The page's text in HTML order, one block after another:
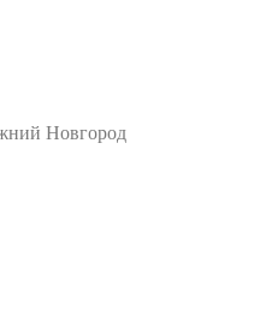
Новгород